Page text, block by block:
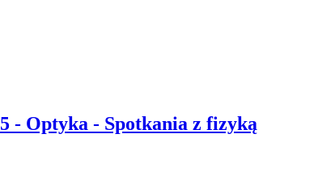
- Optyka - Spotkania z fizyką